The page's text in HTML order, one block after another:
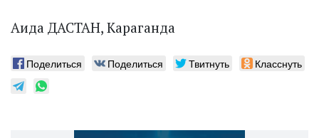
Аида ДАСТАН, Караганда
Поделиться Поделиться Твитнуть Класснуть